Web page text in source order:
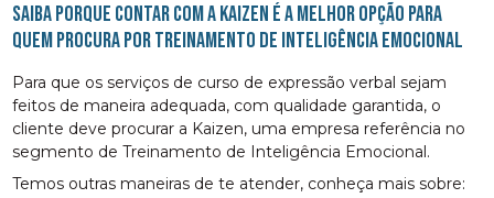
Saiba porque contar com a Kaizen é a melhor opção para
quem procura por Treinamento de Inteligência Emocional
Para que os serviços de curso de expressão verbal sejam
feitos de maneira adequada, com qualidade garantida, o
cliente deve procurar a Kaizen, uma empresa referência no
segmento de Treinamento de Inteligência Emocional.
Temos outras maneiras de te atender, conheça mais sobre: